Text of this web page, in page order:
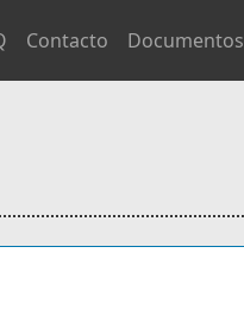
Contacto Documentos